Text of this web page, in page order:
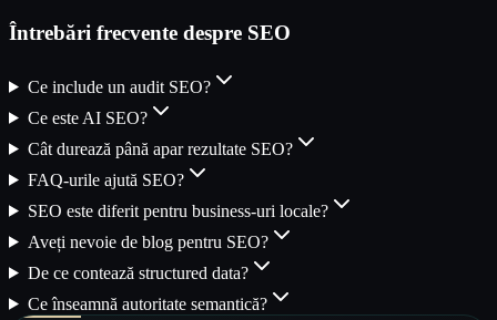
Întrebări frecvente despre SEO
Ce include un audit SEO?
Ce este AI SEO?
Cât durează până apar rezultate SEO?
FAQ-urile ajută SEO?
SEO este diferit pentru business-uri locale?
Aveți nevoie de blog pentru SEO?
De ce contează structured data?
Ce înseamnă autoritate semantică?